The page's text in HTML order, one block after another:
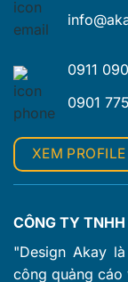
0911
0901
XEM PROFILE
CÔNG TY
"Design Akay
công quảng cáo